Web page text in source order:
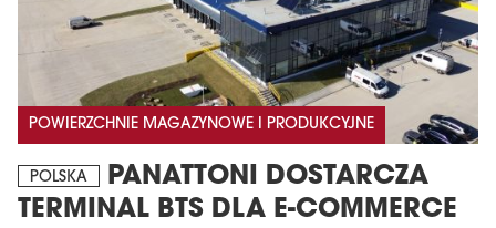
POWIERZCHNIE MAGAZYNOWE I PRODUKCYJNE
POLSKA
PANATTONI DOSTARCZA
TERMINAL BTS DLA E-COMMERCE